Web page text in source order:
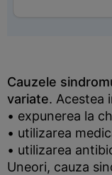
Cauzele
variate. Acestea
• expunerea la
• utilizarea
• utilizarea
Uneori, cauza